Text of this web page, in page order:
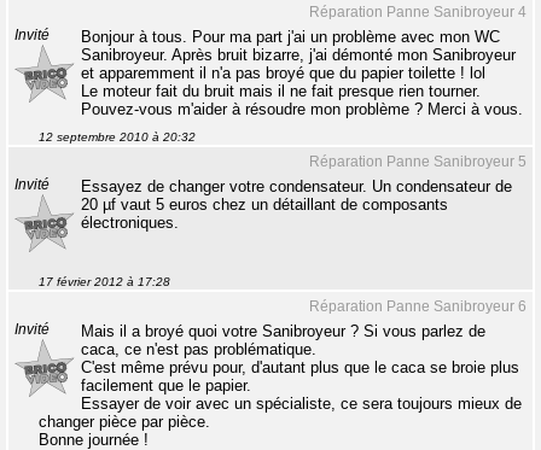
Réparation Panne Sanibroyeur 4
Invité
Bonjour à tous. Pour ma part j'ai un problème avec mon WC
Sanibroyeur. Après bruit bizarre, j'ai démonté mon Sanibroyeur
et apparemment il n'a pas broyé que du papier toilette ! lol
Le moteur fait du bruit mais il ne fait presque rien tourner.
Pouvez-vous m'aider à résoudre mon problème ? Merci à vous.
12 septembre 2010 à 20:32
Réparation Panne Sanibroyeur 5
Invité
Essayez de changer votre condensateur. Un condensateur de
20 µf vaut 5 euros chez un détaillant de composants
électroniques.
17 février 2012 à 17:28
Réparation Panne Sanibroyeur 6
Invité
Mais il a broyé quoi votre Sanibroyeur ? Si vous parlez de
caca, ce n'est pas problématique.
C'est même prévu pour, d'autant plus que le caca se broie plus
facilement que le papier.
Essayer de voir avec un spécialiste, ce sera toujours mieux de
changer pièce par pièce.
Bonne journée !